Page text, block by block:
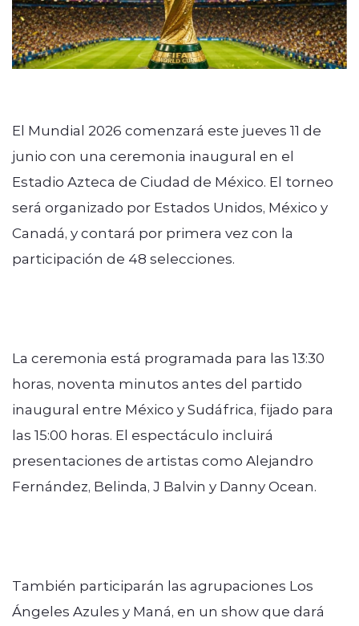
El Mundial 2026 comenzará este jueves 11 de
junio con una ceremonia inaugural en el
Estadio Azteca de Ciudad de México. El torneo
será organizado por Estados Unidos, México y
Canadá, y contará por primera vez con la
participación de 48 selecciones.
La ceremonia está programada para las 13:30
horas, noventa minutos antes del partido
inaugural entre México y Sudáfrica, fijado para
las 15:00 horas. El espectáculo incluirá
presentaciones de artistas como Alejandro
Fernández, Belinda, J Balvin y Danny Ocean.
También participarán las agrupaciones Los
Ángeles Azules y Maná, en un show que dará